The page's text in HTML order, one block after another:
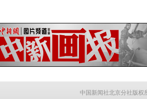
中国新闻社北京分社版权